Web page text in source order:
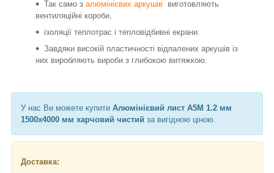
Так само з алюмінієвих аркушів виготовляють
вентиляційні короби,
ізоляції теплотрас і тепловідбивні екрани.
Завдяки високій пластичності відпалених аркушів із
них виробляють вироби з глибокою витяжкою.
У нас Ви можете купити Алюмінієвий лист А5М 1.2 мм
1500х4000 мм харчовий чистий за вигідною ціною.
Доставка: